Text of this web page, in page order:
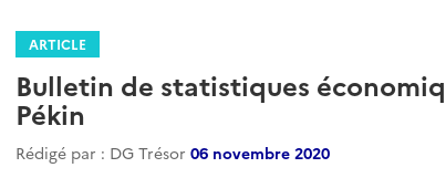
ARTICLE
Bulletin de statistiques
Pékin
Rédigé par : DG Trésor 06 novembre 2020